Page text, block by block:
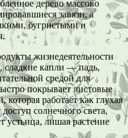
дерево массово
завязи, а
бугристыми и
жизнедеятельности
сладкие капли — падь,
средой для
покрывает листовые
работает как глухая
солнечного света,
устьица, лишая растение